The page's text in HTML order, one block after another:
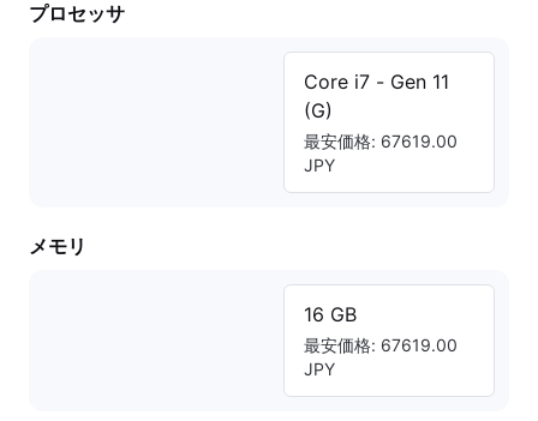
プロセッサ
Core i7 - Gen 11
(G)
最安価格: 67619.00
JPY
メモリ
16 GB
最安価格: 67619.00
JPY